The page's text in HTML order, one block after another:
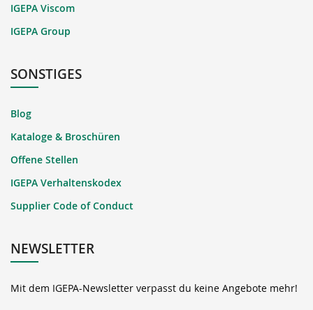
IGEPA Viscom
IGEPA Group
SONSTIGES
Blog
Kataloge & Broschüren
Offene Stellen
IGEPA Verhaltenskodex
Supplier Code of Conduct
NEWSLETTER
Mit dem IGEPA-Newsletter verpasst du keine Angebote mehr!